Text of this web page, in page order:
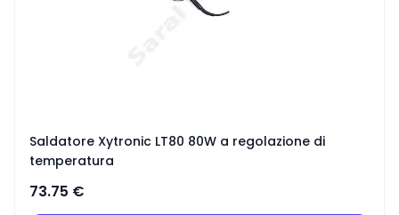
Saldatore Xytronic LT80 80W a regolazione di
temperatura
73.75 €